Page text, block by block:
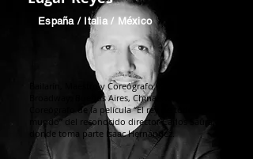
España / Italia / México
Bailarín, Maestro y Coreógrafo. Musicales en
Broadway, Buenos Aires, China, Korea.
Coreógrafo de la película “El rey de todo el
mundo” del reconocido director Carlos Saura,
donde toma parte Isaac Hernández.